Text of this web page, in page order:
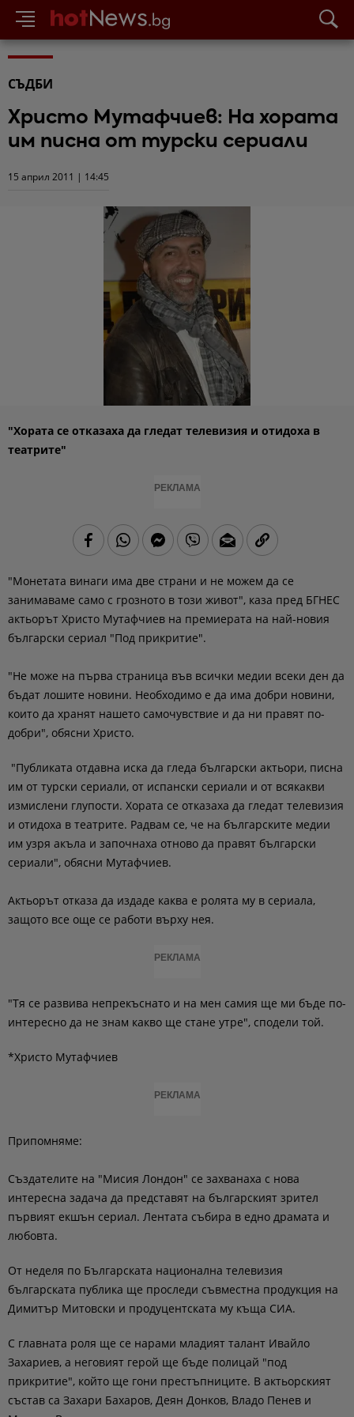
СЪДБИ
Христо Мутафчиев: На хората
им писна от турски сериали
15 април 2011 | 14:45
"Хората се отказаха да гледат телевизия и отидоха в
театрите"
РЕКЛАМА
"Монетата винаги има две страни и не можем да се
занимаваме само с грозното в този живот", каза пред БГНЕС
актьорът Христо Мутафчиев на премиерата на най-новия
български сериал "Под прикритие".
"Не може на първа страница във всички медии всеки ден да
бъдат лошите новини. Необходимо е да има добри новини,
които да хранят нашето самочувствие и да ни правят по-
добри", обясни Христо.
"Публиката отдавна иска да гледа български актьори, писна
им от турски сериали, от испански сериали и от всякакви
измислени глупости. Хората се отказаха да гледат телевизия
и отидоха в театрите. Радвам се, че на българските медии
им узря акъла и започнаха отново да правят български
сериали", обясни Мутафчиев.
Актьорът отказа да издаде каква е ролята му в сериала,
защото все още се работи върху нея.
РЕКЛАМА
"Тя се развива непрекъснато и на мен самия ще ми бъде по-
интересно да не знам какво ще стане утре", сподели той.
*Христо Мутафчиев
РЕКЛАМА
Припомняме:
Създателите на "Мисия Лондон" се захванаха с нова
интересна задача да представят на българският зрител
първият екшън сериал. Лентата събира в едно драмата и
любовта.
От неделя по Българската национална телевизия
българската публика ще проследи съвместна продукция на
Димитър Митовски и продуцентската му къща СИА.
С главната роля ще се нарами младият талант Ивайло
Захариев, а неговият герой ще бъде полицай "под
прикритие", който ще гони престъпниците. В актьорският
състав са Захари Бахаров, Деян Донков, Владо Пенев и